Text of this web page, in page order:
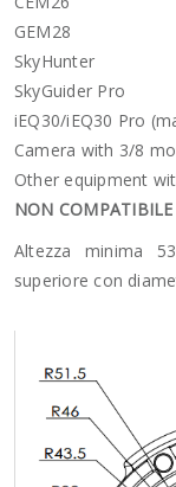
GEM28
SkyHunter
SkyGuider Pro
iEQ30/iEQ30 Pro
Camera with 3/8
Other equipment
NON
Altezza minima
superiore con